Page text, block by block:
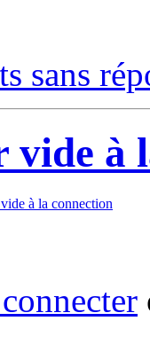
sans
vide à
à la connection